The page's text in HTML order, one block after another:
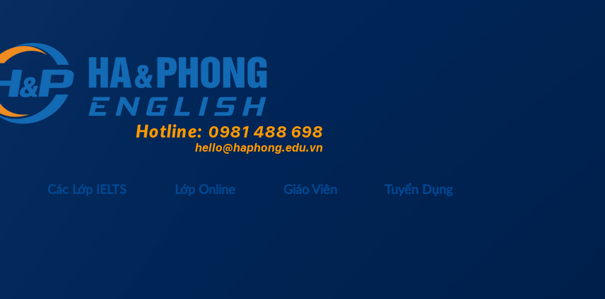
Hotline: 0981 488 698
hello@haphong.edu.vn
Các Lớp IELTS Lớp Online Giáo Viên Tuyển Dụng